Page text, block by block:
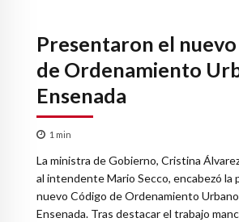
Presentaron el
de Ordenamiento
Ensenada
1 min
La ministra de Gobierno, Cristina
al intendente Mario Secco, encabezó la
nuevo Código de Ordenamiento
Ensenada. Tras destacar el trabajo